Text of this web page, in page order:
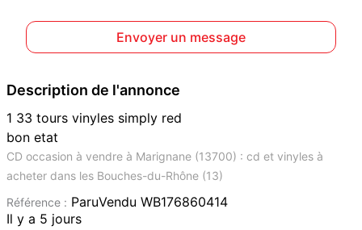
Envoyer un message
Description de l'annonce
1 33 tours vinyles simply red
bon etat
CD occasion à vendre à Marignane (13700) : cd et vinyles à
acheter dans les Bouches-du-Rhône (13)
Référence : ParuVendu WB176860414
Il y a 5 jours